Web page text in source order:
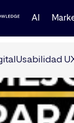
AI
Usabilidad